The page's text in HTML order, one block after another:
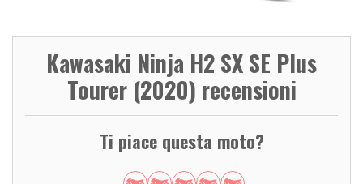
Kawasaki Ninja H2 SX SE Plus
Tourer (2020) recensioni
Ti piace questa moto?